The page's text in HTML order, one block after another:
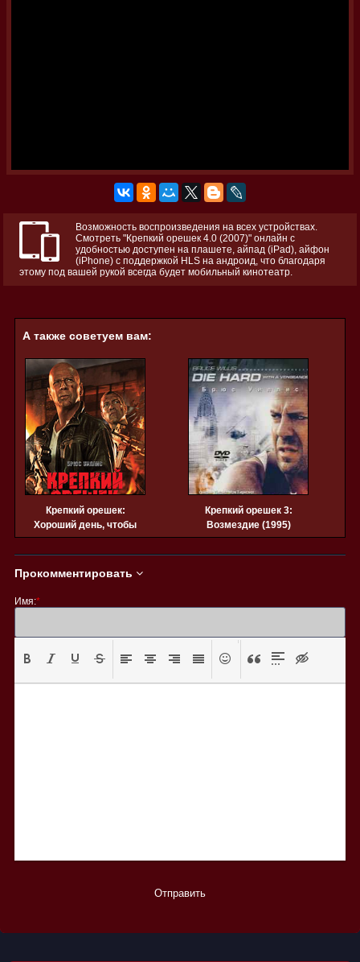
Возможность воспроизведения на всех устройствах.
Смотреть "Крепкий орешек 4.0 (2007)" онлайн с
удобностью доступен на плашете, айпад (iPad), айфон
(iPhone) с поддержкой HLS на андроид, что благодаря
этому под вашей рукой всегда будет мобильный кинотеатр.
А также советуем вам:
Крепкий орешек:
Хороший день, чтобы
умереть (2013)
Крепкий орешек 3:
Возмездие (1995)
Прокомментировать
Имя:*
Отправить